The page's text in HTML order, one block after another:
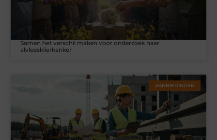
Samen het verschil maken voor onderzoek naar
alvleesklierkanker
AANBIEDINGEN